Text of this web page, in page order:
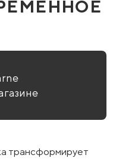
трансформирует